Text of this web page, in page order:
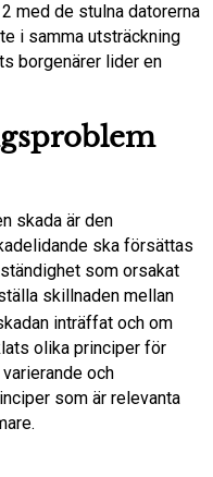
med de stulna datorerna
i samma utsträckning
borgenärer lider en
skada är den
ska försättas
som orsakat
skillnaden mellan
inträffat och om
olika principer för
och
som är relevanta